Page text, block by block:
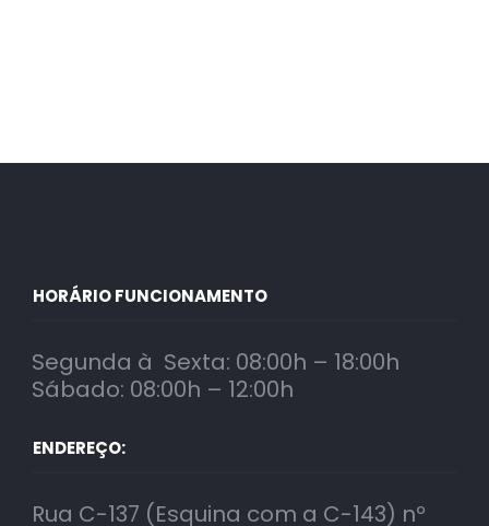
HORÁRIO FUNCIONAMENTO
Segunda à Sexta: 08:00h – 18:00h
Sábado: 08:00h – 12:00h
ENDEREÇO:
Rua C-137 (Esquina com a C-143) nº